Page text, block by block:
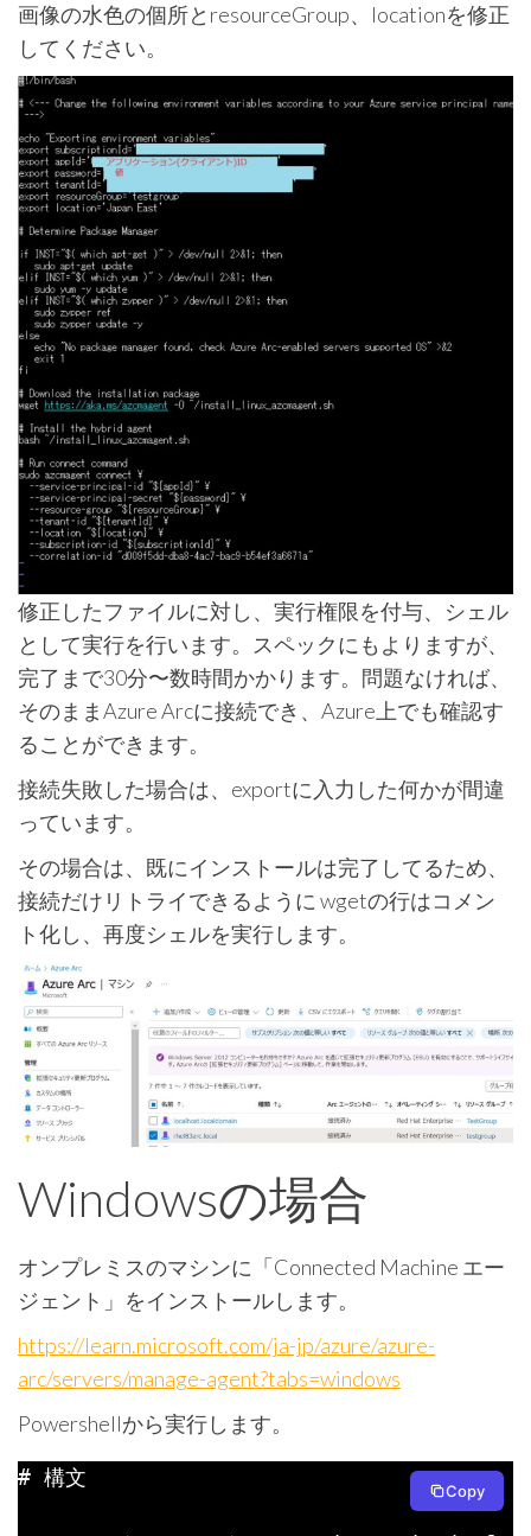
画像の水色の個所とresourceGroup、locationを修正
してください。
修正したファイルに対し、実行権限を付与、シェル
として実行を行います。スペックにもよりますが、
完了まで30分〜数時間かかります。問題なければ、
そのままAzure Arcに接続でき、Azure上でも確認す
ることができます。
接続失敗した場合は、exportに入力した何かが間違
っています。
その場合は、既にインストールは完了してるため、
接続だけリトライできるように wgetの行はコメン
ト化し、再度シェルを実行します。
Windowsの場合
オンプレミスのマシンに「Connected Machine エー
ジェント」をインストールします。
https://learn.microsoft.com/ja-jp/azure/azure-
arc/servers/manage-agent?tabs=windows
Powershellから実行します。
# 構文
Copy